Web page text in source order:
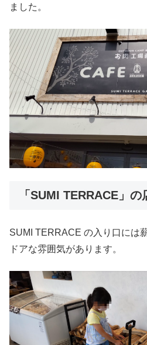
ました。
「SUMI TERRACE」
SUMI TERRACE の入り口には
ドアな雰囲気があります。